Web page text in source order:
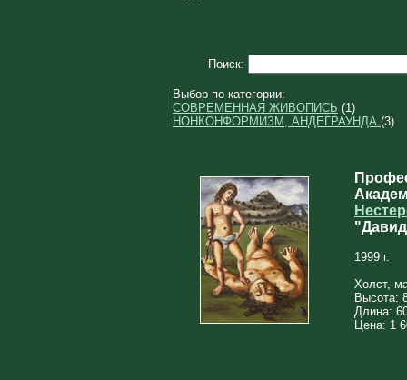
Поиск:
Выбор по категории:
СОВРЕМЕННАЯ ЖИВОПИСЬ (1)
НОНКОНФОРМИЗМ, АНДЕГРАУНДА (3)
1999 г.
Холст,
Высота:
Длина:
Цена: 1